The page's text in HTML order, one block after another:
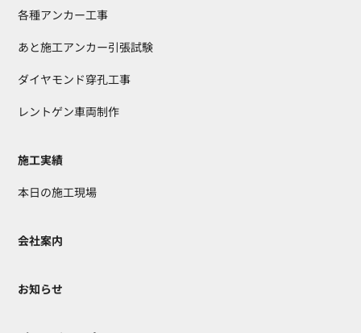
各種アンカー工事
あと施工アンカー引張試験
ダイヤモンド穿孔工事
レントゲン車両制作
施工実績
本日の施工現場
会社案内
お知らせ